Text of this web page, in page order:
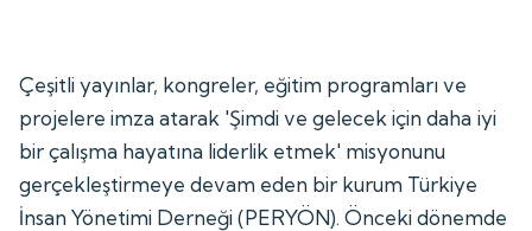
Çeşitli yayınlar, kongreler, eğitim programları ve
projelere imza atarak 'Şimdi ve gelecek için daha iyi
bir çalışma hayatına liderlik etmek' misyonunu
gerçekleştirmeye devam eden bir kurum Türkiye
İnsan Yönetimi Derneği (PERYÖN). Önceki dönemde